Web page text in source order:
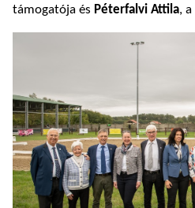
támogatója és Péterfalvi Attila,